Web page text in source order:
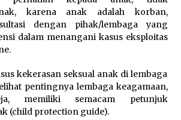
karena anak adalah korban,
dengan pihak/lembaga yang
dalam menangani kasus eksploitas
kekerasan seksual anak di lembaga
pentingnya lembaga keagamaan,
memiliki semacam petunjuk
(child protection guide).